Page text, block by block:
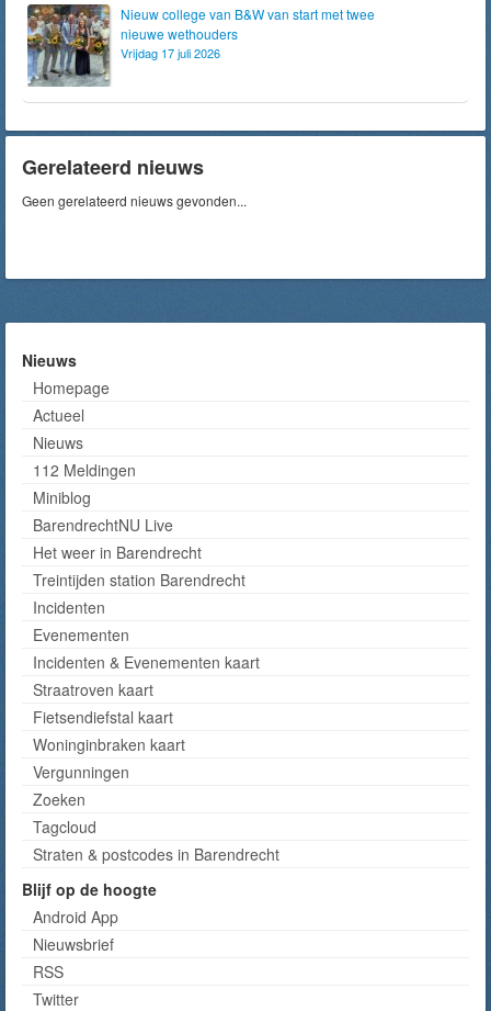
Nieuw college van B&W van start met twee
nieuwe wethouders
Vrijdag 17 juli 2026
Gerelateerd nieuws
Geen gerelateerd nieuws gevonden...
Nieuws
Homepage
Actueel
Nieuws
112 Meldingen
Miniblog
BarendrechtNU Live
Het weer in Barendrecht
Treintijden station Barendrecht
Incidenten
Evenementen
Incidenten & Evenementen kaart
Straatroven kaart
Fietsendiefstal kaart
Woninginbraken kaart
Vergunningen
Zoeken
Tagcloud
Straten & postcodes in Barendrecht
Blijf op de hoogte
Android App
Nieuwsbrief
RSS
Twitter